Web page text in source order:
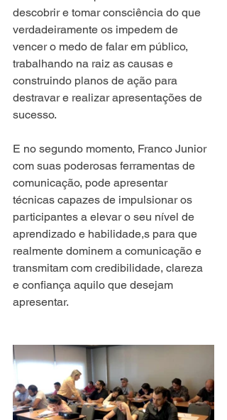
descobrir e tomar consciência do que
verdadeiramente os impedem de
vencer o medo de falar em público,
trabalhando na raiz as causas e
construindo planos de ação para
destravar e realizar apresentações de
sucesso.
E no segundo momento, Franco Junior
com suas poderosas ferramentas de
comunicação, pode apresentar
técnicas capazes de impulsionar os
participantes a elevar o seu nível de
aprendizado e habilidade,s para que
realmente dominem a comunicação e
transmitam com credibilidade, clareza
e confiança aquilo que desejam
apresentar.